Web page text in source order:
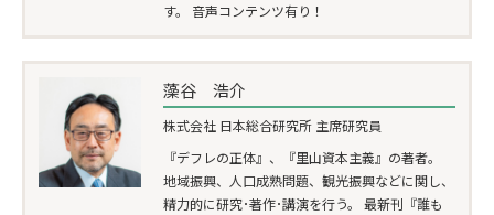
す。 音声コンテンツ有り！
藻谷 浩介
株式会社 日本総合研究所 主席研究員
『デフレの正体』、『里山資本主義』の著者。
地域振興、人口成熟問題、観光振興などに関し、
精力的に研究･著作･講演を行う。 最新刊『誰も